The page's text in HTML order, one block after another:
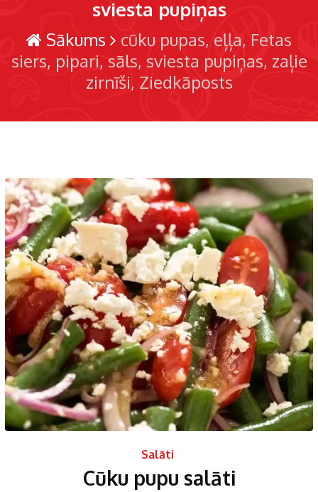
sviesta pupiņas
Sākums cūku pupas eļļa Fetas
siers pipari sāls sviesta pupiņas zaļie
zirnīši Ziedkāposts
Salāti
Cūku pupu salāti